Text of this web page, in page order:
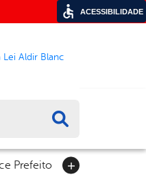
Lei Aldir Blanc
Prefeito
ACESSIBILIDADE